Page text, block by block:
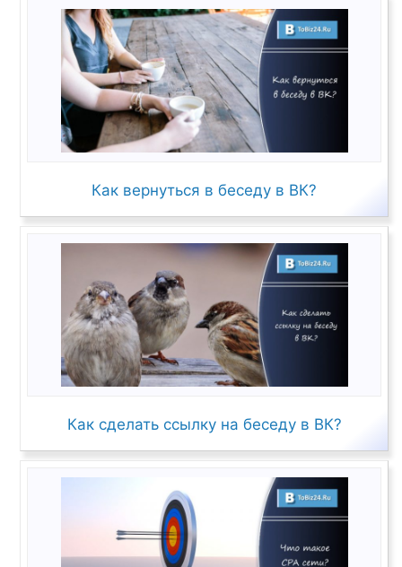
Как вернуться в беседу в ВК?
Как сделать ссылку на беседу в ВК?